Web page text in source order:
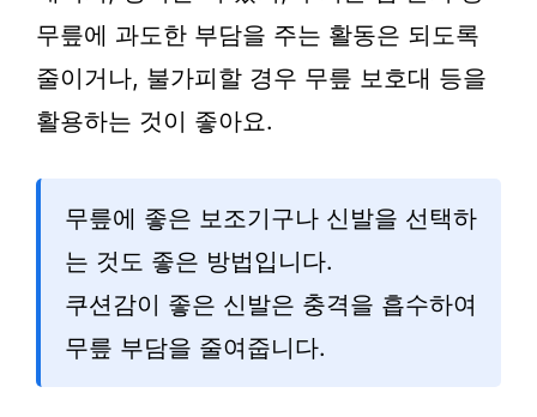
무릎에 과도한 부담을 주는 활동은 되도록
줄이거나, 불가피할 경우 무릎 보호대 등을
활용하는 것이 좋아요.
무릎에 좋은 보조기구나 신발을 선택하
는 것도 좋은 방법입니다.
쿠션감이 좋은 신발은 충격을 흡수하여
무릎 부담을 줄여줍니다.